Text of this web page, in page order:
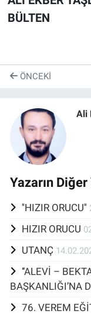
BÜLTEN
ÖNCEKI
Ali
Yazarın Diğer
''HIZIR ORUCU''
HIZIR ORUCU
UTANÇ
‘‘ALEVİ –
BAŞKANLIĞI’NA
76. VEREM